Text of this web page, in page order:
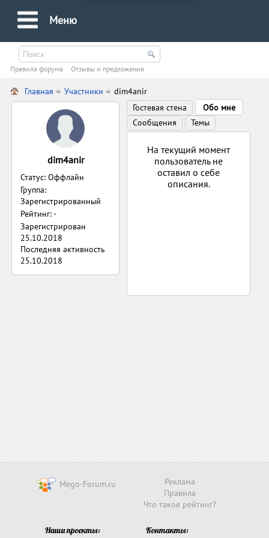
Меню
Правила форума Oтзывы и предложения
Главная Участники dim4anir
dim4anir
Статус: Оффлайн
Группа:
Зарегистрированный
Рейтинг: -
Зарегистрирован
25.10.2018
Последняя активность
25.10.2018
Гостевая стена
Обо мне
Сообщения
Темы
На текущий момент
пользователь не
оставил о себе
описания.
Mego-Forum.ru
Реклама
Правила
Что такое рейтинг?
Наши проекты:
Контакты: